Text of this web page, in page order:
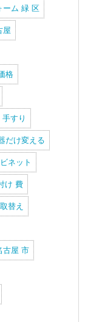
ーム 緑 区
屋
格
手すり
だけ変える
ネット
け 費
替え
古屋 市